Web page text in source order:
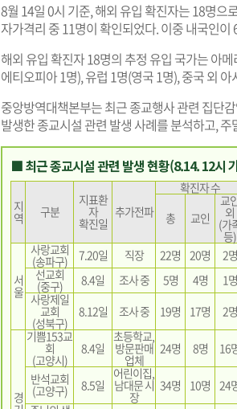
8월 14일 0시 기준, 해외 유입 확진자는 18명으
자가격리 중 11명이 확인되었다. 이중 내국인이
해외 유입 확진자 18명의 추정 유입 국가는 아
에티오피아 1명), 유럽 1명(영국 1명), 중국 외
중앙방역대책본부는 최근 종교행사 관련 집단
발생한 종교시설 관련 발생 사례를 분석하고,
■ 최근 종교시설 관련 발생 현황(8.14. 12시
지
역 구분
지표환
자
확진일
추가전파
확진자 수
총 교인
교
외
(가
등)
서
울
사랑교회
(송파구) 7.20일 직장 22명 20명 2명
선교회
(중구) 8.4일 조사 중 5명 4명 1명
사랑제일
교회
(성북구)
8.12일 조사 중 19명 17명 2명
경
기쁨153교
회
(고양시)
8.4일
초등학교,
방문판매
업체
24명 8명 16
반석교회
(고양구) 8.5일
어린이집,
남대문 시
장
34명 10명 24